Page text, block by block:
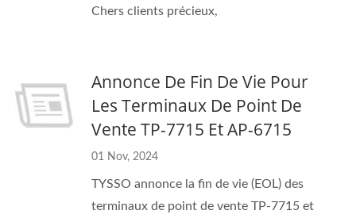
Chers clients précieux,
Annonce De Fin De Vie Pour
Les Terminaux De Point De
Vente TP-7715 Et AP-6715
01 Nov, 2024
TYSSO annonce la fin de vie (EOL) des
terminaux de point de vente TP-7715 et